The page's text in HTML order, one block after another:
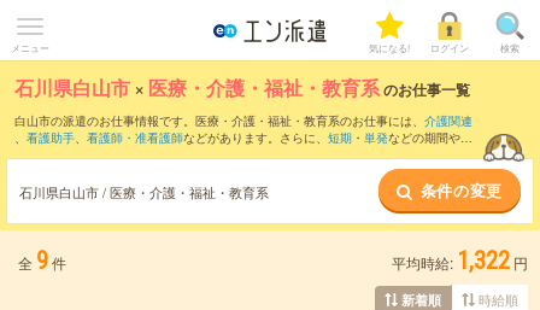
メニュー 気になる! ログイン 検索
石川県白山市 × 医療・介護・福祉・教育系のお仕事一覧
白山市の派遣のお仕事情報です。医療・介護・福祉・教育系のお仕事には、 介護関連
、 看護助手、 看護師・准看護師などがあります。さらに、 短期 ・ 単発などの期間や、
石川県白山市 / 医療・介護・福祉・教育系 条件の変更
全 9件 平均時給: 1,322 円
新着順 時給順